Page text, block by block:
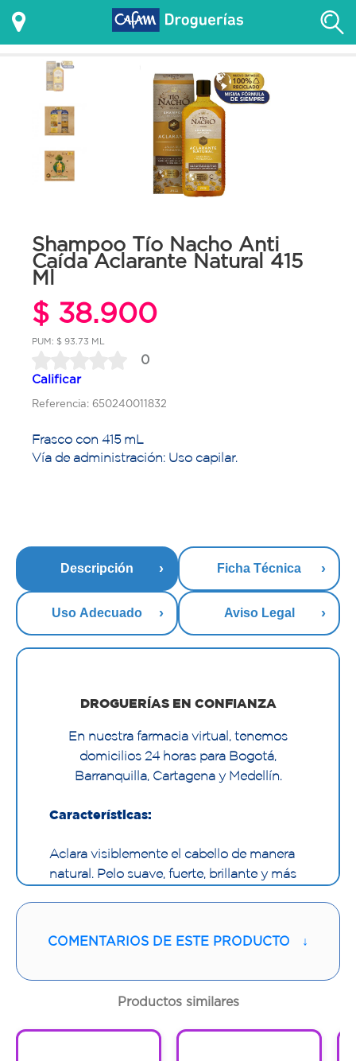
Shampoo Tío Nacho Anti
Caída Aclarante Natural 415
Ml
$ 38.900
PUM: $ 93.73 ML
0
Calificar
Referencia: 650240011832
Frasco con 415 mL
Vía de administración: Uso capilar.
Descripción Ficha Técnica
Uso Adecuado Aviso Legal
DROGUERÍAS EN CONFIANZA
En nuestra farmacia virtual, tenemos
domicilios 24 horas para Bogotá,
Barranquilla, Cartagena y Medellín.
Características:
Aclara visiblemente el cabello de manera
natural. Pelo suave, fuerte, brillante y más
COMENTARIOS DE ESTE PRODUCTO ↓
Productos similares